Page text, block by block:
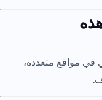
في مواقع متعددة،